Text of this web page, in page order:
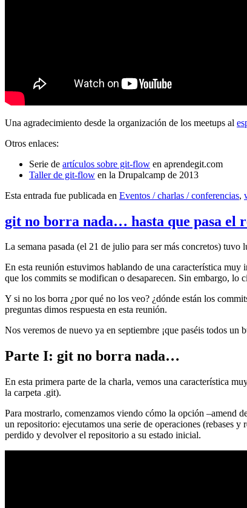
Una agradecimiento desde la organización de los meetups al
Otros enlaces:
Serie de artículos sobre git-flow en aprendegit.com
Taller de git-flow en la Drupalcamp de 2013
Esta entrada fue publicada en Eventos / charlas / conferencias,
git no borra nada… hasta que pasa el
La semana pasada (el 21 de julio para ser más concretos) tuvo
En esta reunión estuvimos hablando de una característica
que los commits se modifican o desaparecen. Sin embargo, lo
Y si no los borra ¿por qué no los veo? ¿dónde están los
preguntas dimos respuesta en esta reunión.
Nos veremos de nuevo ya en septiembre ¡que paséis todos un
Parte I: git no borra nada…
En esta primera parte de la charla, vemos una característica
la carpeta .git).
Para mostrarlo, comenzamos viendo cómo la opción –amend
un repositorio: ejecutamos una serie de operaciones (rebases
perdido y devolver el repositorio a su estado inicial.